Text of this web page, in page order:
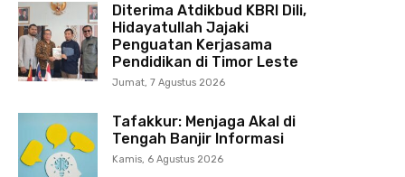
Diterima Atdikbud KBRI Dili,
Hidayatullah Jajaki
Penguatan Kerjasama
Pendidikan di Timor Leste
Jumat, 7 Agustus 2026
Tafakkur: Menjaga Akal di
Tengah Banjir Informasi
Kamis, 6 Agustus 2026